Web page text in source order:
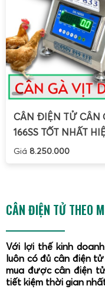
CÂN ĐIỆN TỬ CÂN
166SS TỐT NHẤT
Giá 8.250.000
CÂN ĐIỆN TỬ THEO
Với lợi thế kinh
luôn có đủ cân điện
mua được cân điện
tiết kiệm thời gian